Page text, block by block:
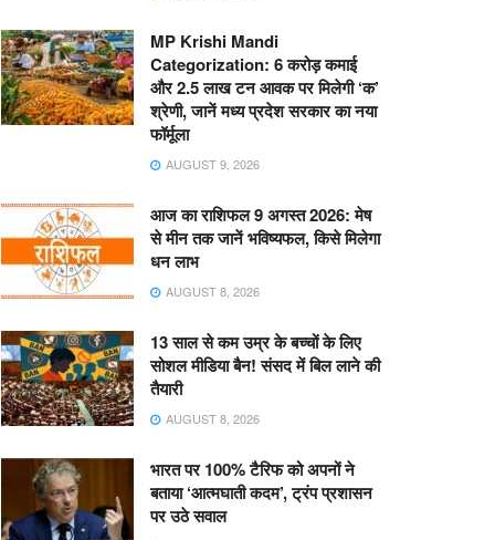
MP Krishi Mandi
Categorization: 6 करोड़ कमाई
और 2.5 लाख टन आवक पर मिलेगी ‘क’
श्रेणी, जानें मध्य प्रदेश सरकार का नया
फॉर्मूला
AUGUST 9, 2026
आज का राशिफल 9 अगस्त 2026: मेष
से मीन तक जानें भविष्यफल, किसे मिलेगा
धन लाभ
AUGUST 8, 2026
13 साल से कम उम्र के बच्चों के लिए
सोशल मीडिया बैन! संसद में बिल लाने की
तैयारी
AUGUST 8, 2026
भारत पर 100% टैरिफ को अपनों ने
बताया ‘आत्मघाती कदम’, ट्रंप प्रशासन
पर उठे सवाल